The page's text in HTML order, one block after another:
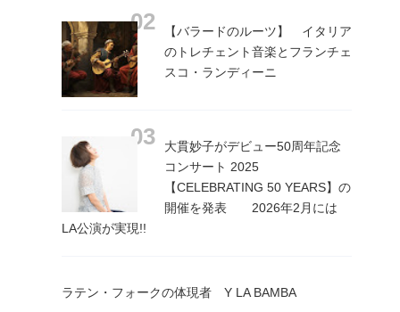
【バラードのルーツ】 イタリア
のトレチェント音楽とフランチェ
スコ・ランディーニ
大貫妙子がデビュー50周年記念
コンサート 2025
【CELEBRATING 50 YEARS】の
開催を発表 2026年2月には
LA公演が実現!!
ラテン・フォークの体現者 Y LA BAMBA